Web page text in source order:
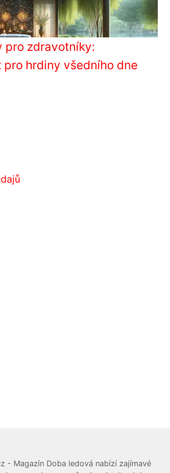
pro zdravotníky:
pro hrdiny všedního dne
- Magazín Doba ledová nabízí zajímavé